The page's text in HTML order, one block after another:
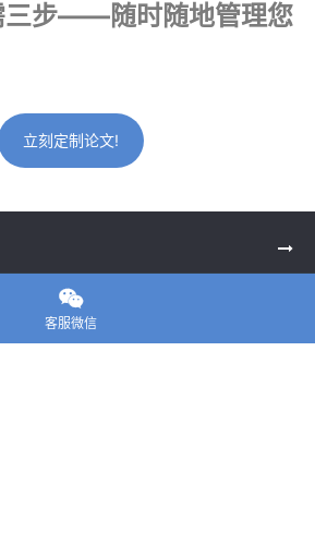
三步——随时随地管理您
立刻定制论文!

客服微信